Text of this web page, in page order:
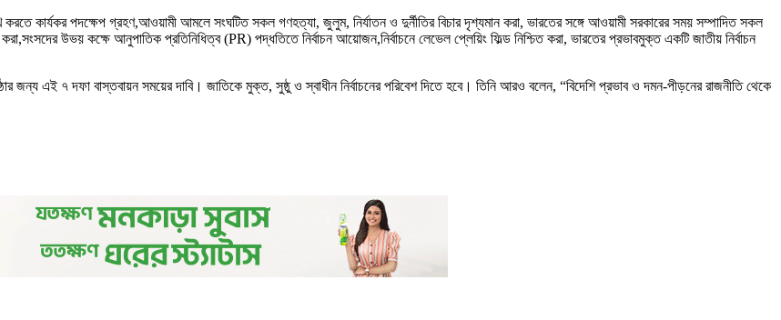
করতে কার্যকর পদক্ষেপ গ্রহণ,আওয়ামী আমলে সংঘটিত সকল গণহত্যা, জুলুম, নির্যাতন ও দুর্নীতির বিচার দৃশ্যমান করা, ভারতের সঙ্গে আওয়ামী সরকারের সময় সম্পাদিত সকল
উভয় কক্ষে আনুপাতিক প্রতিনিধিত্ব (PR) পদ্ধতিতে নির্বাচন আয়োজন,নির্বাচনে লেভেল প্লেয়িং ফিল্ড নিশ্চিত করা, ভারতের প্রভাবমুক্ত একটি জাতীয় নির্বাচন
জন্য এই ৭ দফা বাস্তবায়ন সময়ের দাবি। জাতিকে মুক্ত, সুষ্ঠু ও স্বাধীন নির্বাচনের পরিবেশ দিতে হবে। তিনি আরও বলেন, “বিদেশি প্রভাব ও দমন-পীড়নের রাজনীতি থেকে